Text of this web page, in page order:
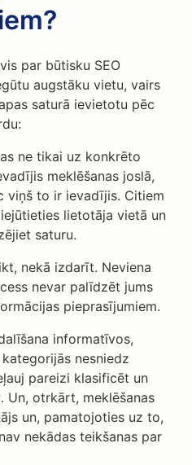
par būtisku SEO
augstāku vietu, vairs
saturā ievietotu pēc
ne tikai uz konkrēto
meklēšanas joslā,
viņš to ir ievadījis. Citiem
lietotāja vietā un
saturu.
nekā izdarīt. Neviena
nevar palīdzēt jums
pieprasījumiem.
informatīvos,
nesniedz
pareizi klasificēt un
Un, otrkārt, meklēšanas
un, pamatojoties uz to,
nekādas teikšanas par